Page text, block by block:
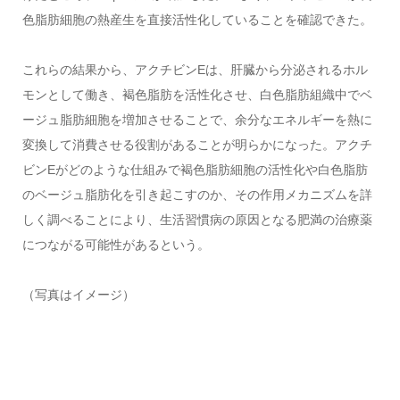
色脂肪細胞の熱産生を直接活性化していることを確認できた。
これらの結果から、アクチビンEは、肝臓から分泌されるホル
モンとして働き、褐色脂肪を活性化させ、白色脂肪組織中でベ
ージュ脂肪細胞を増加させることで、余分なエネルギーを熱に
変換して消費させる役割があることが明らかになった。アクチ
ビンEがどのような仕組みで褐色脂肪細胞の活性化や白色脂肪
のベージュ脂肪化を引き起こすのか、その作用メカニズムを詳
しく調べることにより、生活習慣病の原因となる肥満の治療薬
につながる可能性があるという。
（写真はイメージ）